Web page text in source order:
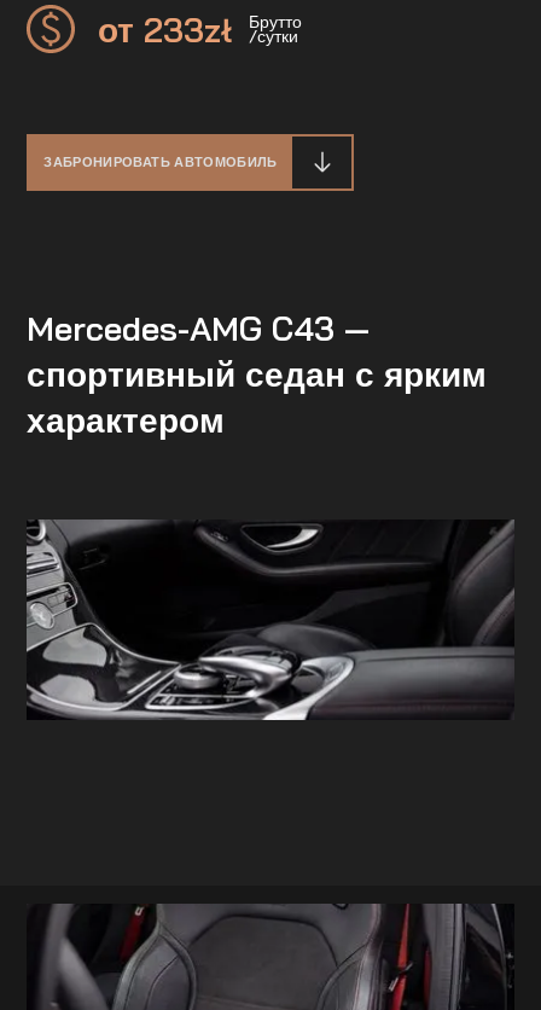
от 233zł Брутто
/сутки
ЗАБРОНИРОВАТЬ АВТОМОБИЛЬ
Mercedes-AMG C43 —
спортивный седан с ярким
характером